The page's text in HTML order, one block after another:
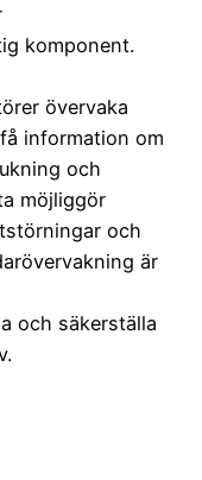
komponent.
övervaka
information om
och
möjliggör
och
är
och säkerställa